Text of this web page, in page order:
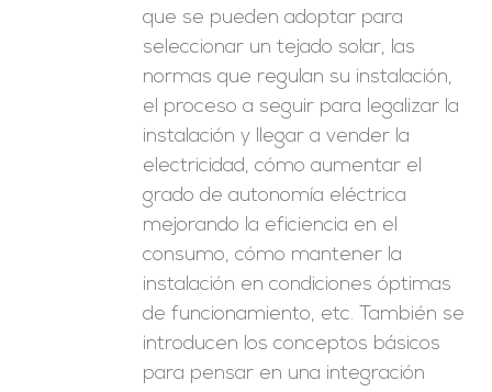
que se pueden adoptar para
seleccionar un tejado solar, las
normas que regulan su instalación,
el proceso a seguir para legalizar la
instalación y llegar a vender la
electricidad, cómo aumentar el
grado de autonomía eléctrica
mejorando la eficiencia en el
consumo, cómo mantener la
instalación en condiciones óptimas
de funcionamiento, etc. También se
introducen los conceptos básicos
para pensar en una integración